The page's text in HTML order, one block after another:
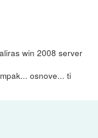
win 2008 server
osnove... ti